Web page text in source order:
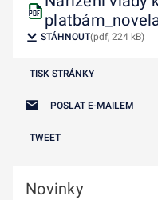
STÁHNOUT(pdf, 224 kB)
TISK STRÁNKY
POSLAT E-MAILEM
TWEET
Novinky